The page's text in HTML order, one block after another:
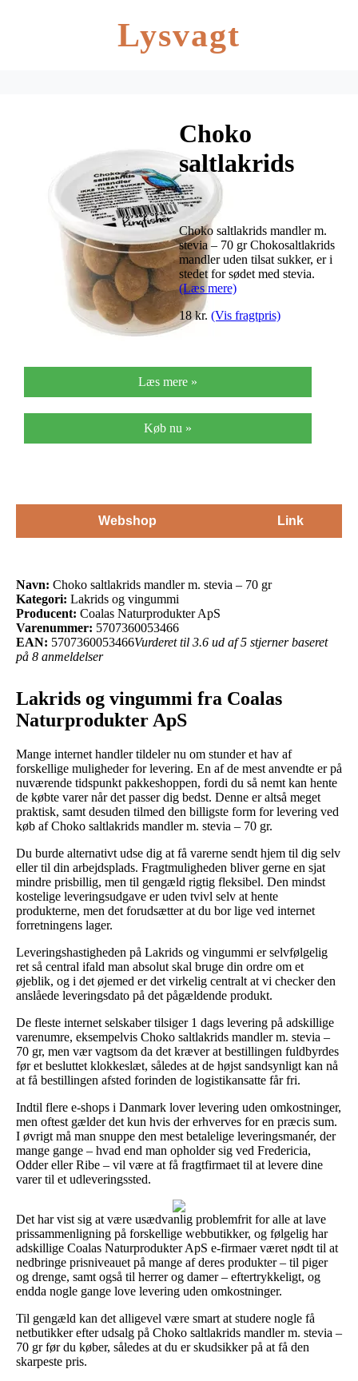
Lysvagt
Choko
saltlakrids
mandler m.
stevia – 70 gr
Choko saltlakrids mandler m.
stevia – 70 gr Chokosaltlakrids
mandler uden tilsat sukker, er i
stedet for sødet med stevia.
(Læs mere)
18 kr. (Vis fragtpris)
Læs mere »
Køb nu »
Webshop Link
Navn: Choko saltlakrids mandler m. stevia – 70 gr
Kategori: Lakrids og vingummi
Producent: Coalas Naturprodukter ApS
Varenummer: 5707360053466
EAN: 5707360053466Vurderet til 3.6 ud af 5 stjerner baseret
på 8 anmeldelser
Lakrids og vingummi fra Coalas
Naturprodukter ApS
Mange internet handler tildeler nu om stunder et hav af
forskellige muligheder for levering. En af de mest anvendte er på
nuværende tidspunkt pakkeshoppen, fordi du så nemt kan hente
de købte varer når det passer dig bedst. Denne er altså meget
praktisk, samt desuden tilmed den billigste form for levering ved
køb af Choko saltlakrids mandler m. stevia – 70 gr.
Du burde alternativt udse dig at få varerne sendt hjem til dig selv
eller til din arbejdsplads. Fragtmuligheden bliver gerne en sjat
mindre prisbillig, men til gengæld rigtig fleksibel. Den mindst
kostelige leveringsudgave er uden tvivl selv at hente
produkterne, men det forudsætter at du bor lige ved internet
forretningens lager.
Leveringshastigheden på Lakrids og vingummi er selvfølgelig
ret så central ifald man absolut skal bruge din ordre om et
øjeblik, og i det øjemed er det virkelig centralt at vi checker den
anslåede leveringsdato på det pågældende produkt.
De fleste internet selskaber tilsiger 1 dags levering på adskillige
varenumre, eksempelvis Choko saltlakrids mandler m. stevia –
70 gr, men vær vagtsom da det kræver at bestillingen fuldbyrdes
før et besluttet klokkeslæt, således at de højst sandsynligt kan nå
at få bestillingen afsted forinden de logistikansatte får fri.
Indtil flere e-shops i Danmark lover levering uden omkostninger,
men oftest gælder det kun hvis der erhverves for en præcis sum.
I øvrigt må man snuppe den mest betalelige leveringsmanér, der
mange gange – hvad end man opholder sig ved Fredericia,
Odder eller Ribe – vil være at få fragtfirmaet til at levere dine
varer til et udleveringssted.
Det har vist sig at være usædvanlig problemfrit for alle at lave
prissammenligning på forskellige webbutikker, og følgelig har
adskillige Coalas Naturprodukter ApS e-firmaer været nødt til at
nedbringe prisniveauet på mange af deres produkter – til piger
og drenge, samt også til herrer og damer – eftertrykkeligt, og
endda nogle gange love levering uden omkostninger.
Til gengæld kan det alligevel være smart at studere nogle få
netbutikker efter udsalg på Choko saltlakrids mandler m. stevia –
70 gr før du køber, således at du er skudsikker på at få den
skarpeste pris.